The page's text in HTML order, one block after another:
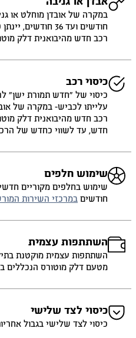
חודשים ועד 36
רכב חדש מהיבואנית דלק
כיסוי רכב
עלייתו לכביש- במקרה של
רכב חדש מהיבואנית דלק
חדש, עד לשווי כחדש של
שימוש חלפים
חודשיםבמרכזי השירות
השתתפות עצמית
השתתפות עצמית מוקטנת
מטעם דלק מוטורס הנכללים
כיסוי לצד שלישי
כיסוי לצד שלישי בגבול אחריות מוגדל